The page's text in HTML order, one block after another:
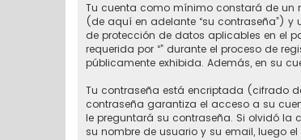
Tu cuenta como mínimo constará de un
(de aquí en adelante “su contraseña”) y
de protección de datos aplicables en el
requerida por “” durante el proceso de
públicamente exhibida. Además, en su
Tu contraseña está encriptada (cifrado
contraseña garantiza el acceso a su
le preguntará su contraseña. Si olvidó la
su nombre de usuario y su email, luego